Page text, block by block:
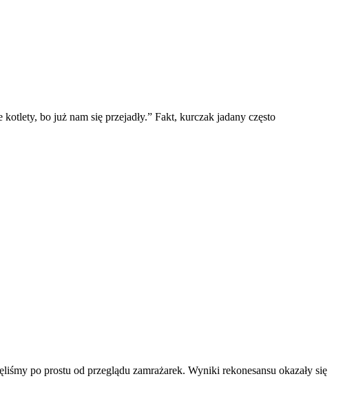
bo już nam się przejadły.” Fakt, kurczak jadany często
po prostu od przeglądu zamrażarek. Wyniki rekonesansu okazały się